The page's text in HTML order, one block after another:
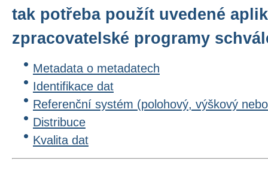
tak potřeba použít uvedené
zpracovatelské programy
Metadata o metadatech
Identifikace dat
Referenční systém (polohový, výškový
Distribuce
Kvalita dat